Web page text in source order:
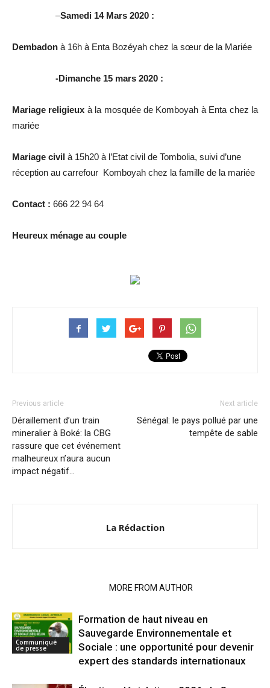
–Samedi 14 Mars 2020 :
Dembadon à 16h à Enta Bozéyah chez la sœur de la Mariée
-Dimanche 15 mars 2020 :
Mariage religieux à la mosquée de Komboyah à Enta chez la
mariée
Mariage civil à 15h20 à l’Etat civil de Tombolia, suivi d’une
réception au carrefour Komboyah chez la famille de la mariée
Contact : 666 22 94 64
Heureux ménage au couple
Previous article
Déraillement d’un train
mineralier à Boké: la CBG
rassure que cet événement
malheureux n’aura aucun
impact négatif…
Next article
Sénégal: le pays pollué par une
tempête de sable
La Rédaction
MORE FROM AUTHOR
Communiqué
de presse
Formation de haut niveau en
Sauvegarde Environnementale et
Sociale : une opportunité pour devenir
expert des standards internationaux